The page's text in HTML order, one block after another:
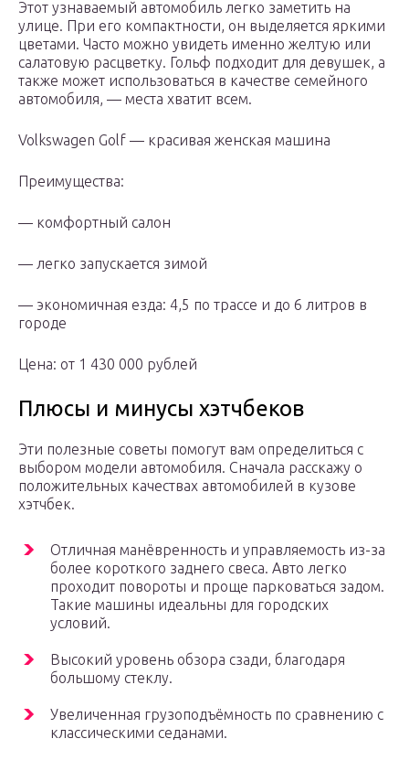
Этот узнаваемый автомобиль легко заметить на
улице. При его компактности, он выделяется яркими
цветами. Часто можно увидеть именно желтую или
салатовую расцветку. Гольф подходит для девушек, а
также может использоваться в качестве семейного
автомобиля, — места хватит всем.
Volkswagen Golf — красивая женская машина
Преимущества:
— комфортный салон
— легко запускается зимой
— экономичная езда: 4,5 по трассе и до 6 литров в
городе
Цена: от 1 430 000 рублей
Плюсы и минусы хэтчбеков
Эти полезные советы помогут вам определиться с
выбором модели автомобиля. Сначала расскажу о
положительных качествах автомобилей в кузове
хэтчбек.
Отличная манёвренность и управляемость из-за
более короткого заднего свеса. Авто легко
проходит повороты и проще парковаться задом.
Такие машины идеальны для городских
условий.
Высокий уровень обзора сзади, благодаря
большому стеклу.
Увеличенная грузоподъёмность по сравнению с
классическими седанами.